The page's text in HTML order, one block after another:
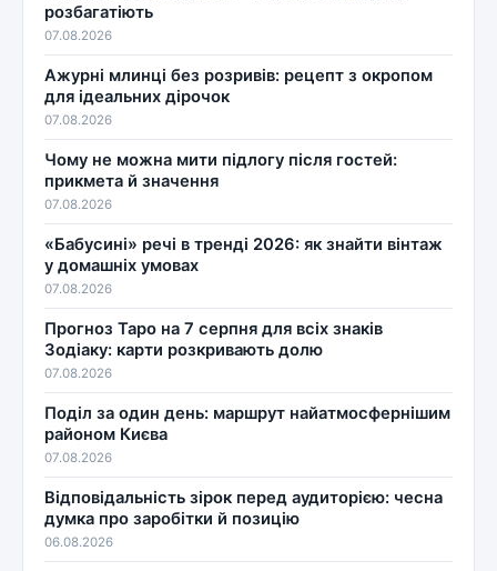
розбагатіють
07.08.2026
Ажурні млинці без розривів: рецепт з окропом
для ідеальних дірочок
07.08.2026
Чому не можна мити підлогу після гостей:
прикмета й значення
07.08.2026
«Бабусині» речі в тренді 2026: як знайти вінтаж
у домашніх умовах
07.08.2026
Прогноз Таро на 7 серпня для всіх знаків
Зодіаку: карти розкривають долю
07.08.2026
Поділ за один день: маршрут найатмосфернішим
районом Києва
07.08.2026
Відповідальність зірок перед аудиторією: чесна
думка про заробітки й позицію
06.08.2026